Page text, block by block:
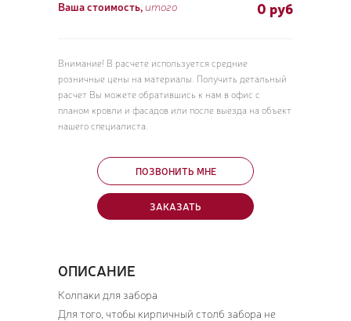
Ваша стоимость, итого 0 руб
Внимание! В расчете используется средние
розничные цены на материалы. Получить детальный
расчет Вы можете обратившись к нам в офис с
планом кровли и фасадов или после выезда на объект
нашего специалиста.
ПОЗВОНИТЬ МНЕ
ЗАКАЗАТЬ
ОПИСАНИЕ
Колпаки для забора
Для того, чтобы кирпичный столб забора не